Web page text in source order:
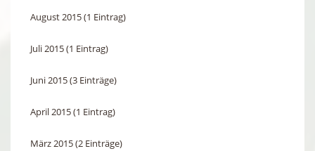
August 2015 (1 Eintrag)
Juli 2015 (1 Eintrag)
Juni 2015 (3 Einträge)
April 2015 (1 Eintrag)
März 2015 (2 Einträge)